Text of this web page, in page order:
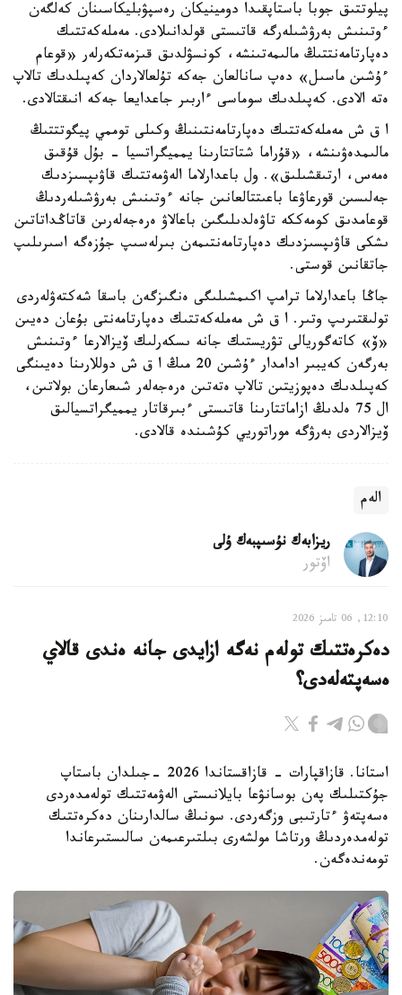
پيلوتتىق جوبا باستاپقىدا دومينيكان رەسپۋبليكاسىنان كەلگەن
ءوتىنىش بەرۋشىلەرگە قاتىستى قولدانىلادى. مەملەكەتتىك
دەپارتامەنتتىڭ مالىمەتىنشە، كونسۋلدىق قىزمەتكەرلەر «قوعام
ءۇشىن ماسىل» دەپ سانالعان جەكە تۇلعالاردان كەپىلدىك تالاپ
ەتە الادى. كەپىلدىك سوماسى ءاربىر جاعدايعا جەكە انىقتالادى.
ا ق ش مەملەكەتتىك دەپارتامەنتىنىڭ وكىلى توممي پيگوتتتىڭ
مالىمدەۋىنشە، «قۇراما شتاتتارىنا يمميگراتسيا - بۇل قۇقىق
ەمەس، ارتىقشىلىق». ول باعدارلاما الەۋمەتتىك قاۋىپسىزدىك
جەلىسىن قورعاۋعا باعىتتالعانىن جانە ءوتىنىش بەرۋشىلەردىڭ
قوعامدىق كومەككە تاۋەلدىلىگىن باعالاۋ ەرەجەلەرىن قاتاڭداتاتىن
ىشكى قاۋىپسىزدىك دەپارتامەنتىمەن بىرلەسىپ جۇزەگە اسىرىلىپ
جاتقانىن قوستى.
جاڭا باعدارلاما ترامپ اكىمشىلىگى ەنگىزگەن باسقا شەكتەۋلەردى
تولىقتىرىپ وتىر. ا ق ش مەملەكەتتىك دەپارتامەنتى بۇعان دەيىن
«ۆ» كاتەگوريالى تۋريستىك جانە ىسكەرلىك ۆيزالارعا ءوتىنىش
بەرگەن كەيبىر ادامدار ءۇشىن 20 مىڭ ا ق ش دوللارىنا دەيىنگى
كەپىلدىك دەپوزيتىن تالاپ ەتەتىن ەرەجەلەر شىعارعان بولاتىن،
ال 75 ەلدىڭ ازاماتتارىنا قاتىستى ءبىرقاتار يمميگراتسيالىق
ۆيزالاردى بەرۋگە موراتوريي كۇشىندە قالادى.
الەم
ريزابەك نۇسىپبەك ۇلى
اۆتور
12:10, 06 تامىز 2026
دەكرەتتىك تولەم نەگە ازايدى جانە ەندى قالاي
ەسەپتەلەدى؟
استانا. قازاقپارات - قازاقستاندا 2026 -جىلدان باستاپ
جۇكتىلىك پەن بوسانۋعا بايلانىستى الەۋمەتتىك تولەمدەردى
ەسەپتەۋ ءتارتىبى وزگەردى. سونىڭ سالدارىنان دەكرەتتىك
تولەمدەردىڭ ورتاشا مولشەرى بىلتىرعىمەن سالىستىرعاندا
تومەندەگەن.